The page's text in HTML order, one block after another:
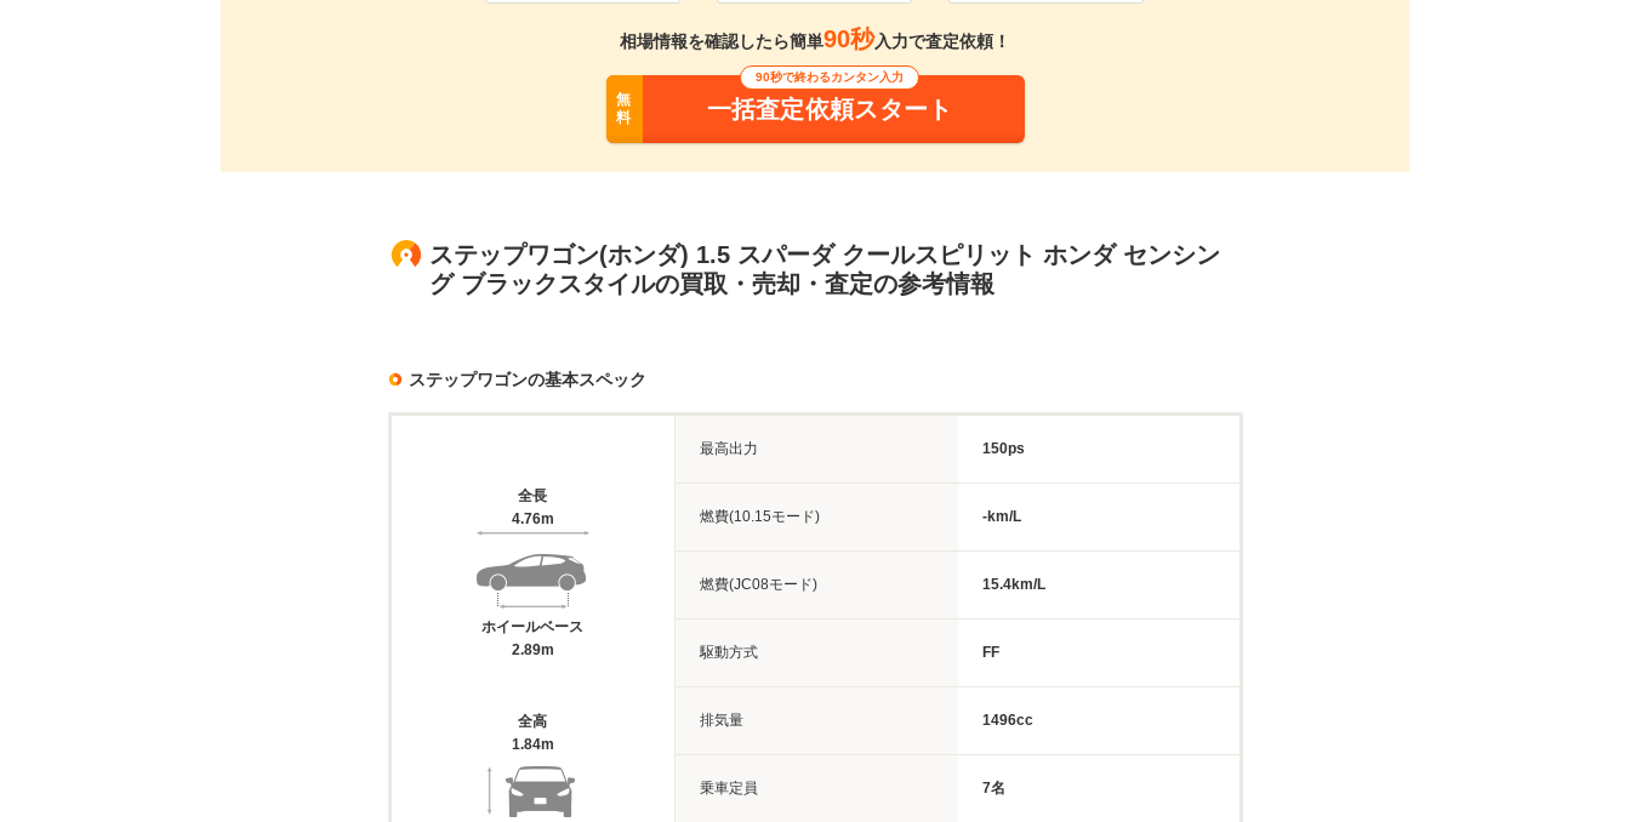
相場情報を確認したら簡単90秒入力で査定依頼！
無
料
90秒で終わるカンタン入力
一括査定依頼スタート
ステップワゴン(ホンダ) 1.5 スパーダ クールスピリット ホンダ センシン
グ ブラックスタイルの買取・売却・査定の参考情報
ステップワゴンの基本スペック
全長
4.76m
ホイールベース
2.89m
全高
1.84m
最高出力 150ps
燃費(10.15モード) -km/L
燃費(JC08モード) 15.4km/L
駆動方式 FF
排気量 1496cc
乗車定員 7名